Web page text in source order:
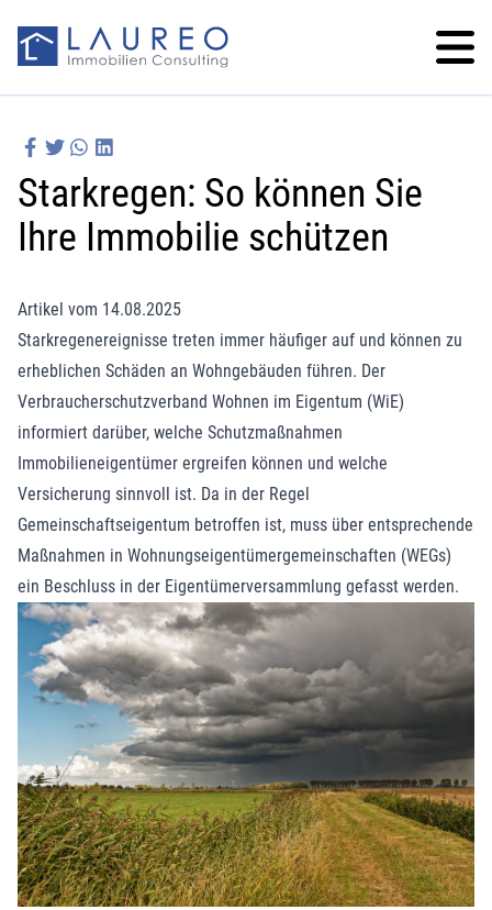
Starkregen: So können Sie
Ihre Immobilie schützen
Artikel vom 14.08.2025
Starkregenereignisse treten immer häufiger auf und können zu
erheblichen Schäden an Wohngebäuden führen. Der
Verbraucherschutzverband Wohnen im Eigentum (WiE)
informiert darüber, welche Schutzmaßnahmen
Immobilieneigentümer ergreifen können und welche
Versicherung sinnvoll ist. Da in der Regel
Gemeinschaftseigentum betroffen ist, muss über entsprechende
Maßnahmen in Wohnungseigentümergemeinschaften (WEGs)
ein Beschluss in der Eigentümerversammlung gefasst werden.